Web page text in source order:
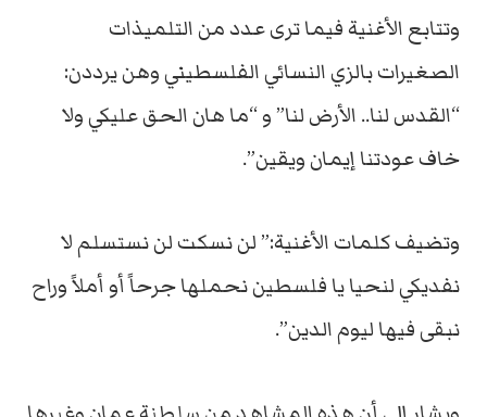
وتتابع الأغنية فيما ترى عدد من التلميذات
الصغيرات بالزي النسائي الفلسطيني وهن يرددن:
“القدس لنا.. الأرض لنا” و “ما هان الحق عليكي ولا
خاف عودتنا إيمان ويقين”.
وتضيف كلمات الأغنية:” لن نسكت لن نستسلم لا
نفديكي لنحيا يا فلسطين نحملها جرحاً أو أملاً وراح
نبقى فيها ليوم الدين”.